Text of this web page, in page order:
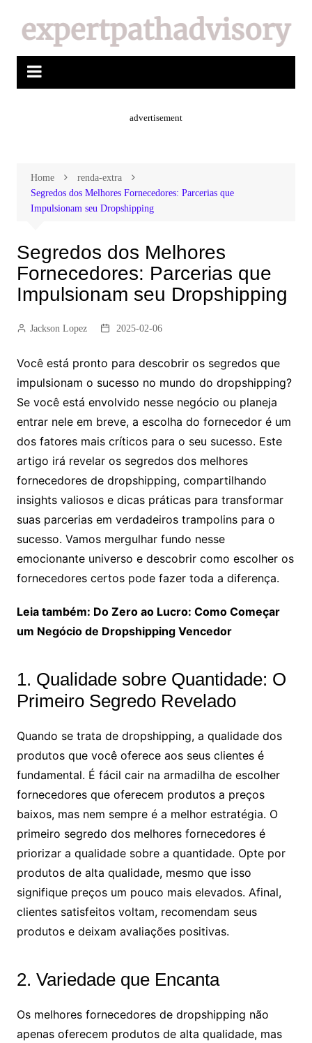
advertisement
Home
renda-extra
Segredos dos Melhores Fornecedores: Parcerias que
Impulsionam seu Dropshipping
Segredos dos Melhores
Fornecedores: Parcerias que
Impulsionam seu Dropshipping
Jackson Lopez 2025-02-06
Você está pronto para descobrir os segredos que
impulsionam o sucesso no mundo do dropshipping?
Se você está envolvido nesse negócio ou planeja
entrar nele em breve, a escolha do fornecedor é um
dos fatores mais críticos para o seu sucesso. Este
artigo irá revelar os segredos dos melhores
fornecedores de dropshipping, compartilhando
insights valiosos e dicas práticas para transformar
suas parcerias em verdadeiros trampolins para o
sucesso. Vamos mergulhar fundo nesse
emocionante universo e descobrir como escolher os
fornecedores certos pode fazer toda a diferença.
Leia também: Do Zero ao Lucro: Como Começar
um Negócio de Dropshipping Vencedor
1. Qualidade sobre Quantidade: O
Primeiro Segredo Revelado
Quando se trata de dropshipping, a qualidade dos
produtos que você oferece aos seus clientes é
fundamental. É fácil cair na armadilha de escolher
fornecedores que oferecem produtos a preços
baixos, mas nem sempre é a melhor estratégia. O
primeiro segredo dos melhores fornecedores é
priorizar a qualidade sobre a quantidade. Opte por
produtos de alta qualidade, mesmo que isso
signifique preços um pouco mais elevados. Afinal,
clientes satisfeitos voltam, recomendam seus
produtos e deixam avaliações positivas.
2. Variedade que Encanta
Os melhores fornecedores de dropshipping não
apenas oferecem produtos de alta qualidade, mas